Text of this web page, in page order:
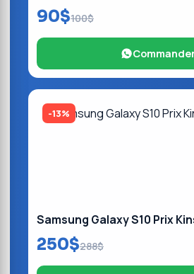
90$100$
-13%
Samsung Galaxy S10 Prix
250$288$